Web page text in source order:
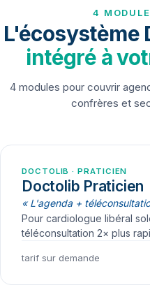
4
L'écosystème
intégré à
4 modules pour couvrir
confrères et
DOCTOLIB · PRATICIEN
Doctolib Praticien
« L'agenda +
Pour cardiologue libéral
téléconsultation 2× plus
tarif sur demande